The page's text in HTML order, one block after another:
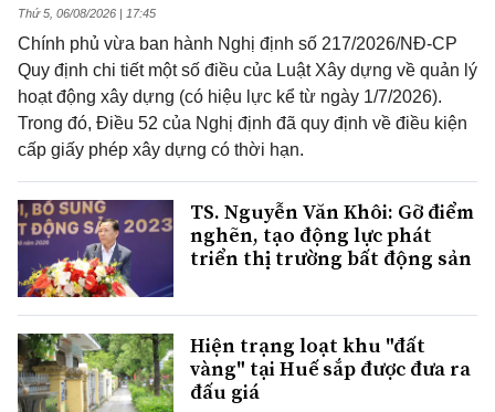
Thứ 5, 06/08/2026 | 17:45
Chính phủ vừa ban hành Nghị định số 217/2026/NĐ-CP
Quy định chi tiết một số điều của Luật Xây dựng về quản lý
hoạt động xây dựng (có hiệu lực kể từ ngày 1/7/2026).
Trong đó, Điều 52 của Nghị định đã quy định về điều kiện
cấp giấy phép xây dựng có thời hạn.
TS. Nguyễn Văn Khôi: Gỡ điểm
nghẽn, tạo động lực phát
triển thị trường bất động sản
Hiện trạng loạt khu "đất
vàng" tại Huế sắp được đưa ra
đấu giá